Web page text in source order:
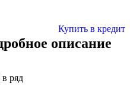
Купить в кредит
описание
в ряд